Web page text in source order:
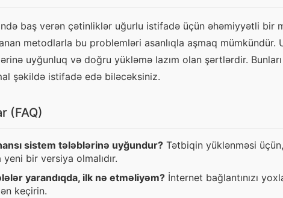
baş verən çətinliklər uğurlu istifadə üçün əhəmiyyətli bir
metodlarla bu problemləri asanlıqla aşmaq mümkündür.
uyğunluq və doğru yükləmə lazım olan şərtlərdir.
şəkildə istifadə edə biləcəksiniz.
(FAQ)
sistem tələblərinə uyğundur? Tətbiqin yüklənməsi üçün,
bir versiya olmalıdır.
yarandıqda, ilk nə etməliyəm? İnternet bağlantınızı
keçirin.